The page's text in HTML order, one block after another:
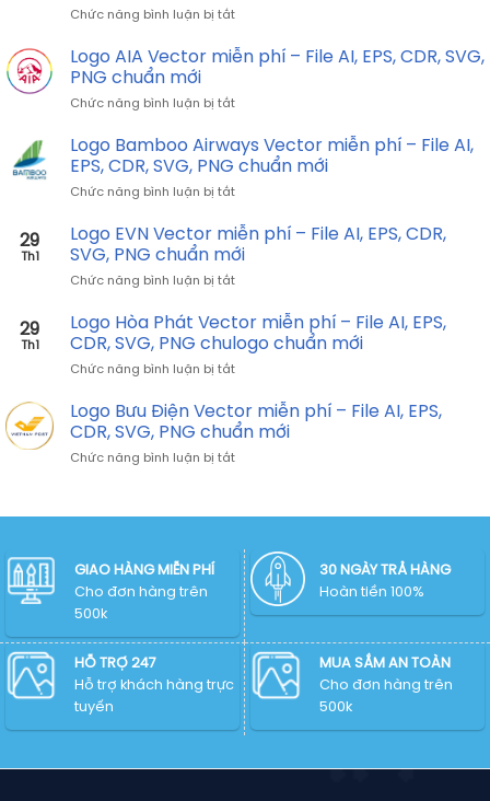
CDR,
PNG
phí
File
CDR,
PNG
chuẩn
Chức năng bình luận bị tắtở
Nissan
Vector
phí
File
AI,
CDR,
PNG
chuẩn
Logo AIA Vector miễn phí – File AI, EPS, CDR, SVG,
PNG chuẩn mới
Chức năng bình luận bị tắtở
AIA
Vector
phí
File
AI,
CDR,
PNG
chuẩn
Logo Bamboo Airways Vector miễn phí – File AI,
EPS, CDR, SVG, PNG chuẩn mới
Chức năng bình luận bị tắtở
Bamboo
Airways
miễn
–
File
EPS,
SVG,
PNG
29
Th1
Logo EVN Vector miễn phí – File AI, EPS, CDR,
SVG, PNG chuẩn mới
Chức năng bình luận bị tắtở
EVN
Vector
miễn
phí
File
AI,
CDR,
29
Th1
Logo Hòa Phát Vector miễn phí – File AI, EPS,
CDR, SVG, PNG chulogo chuẩn mới
Chức năng bình luận bị tắtở
Hòa
Phát
miễn
File
EPS,
CDR,
SVG,
PNG
chulogo
chuẩn
mới
Logo Bưu Điện Vector miễn phí – File AI, EPS,
CDR, SVG, PNG chuẩn mới
Chức năng bình luận bị tắtở
miễn
phí
File
AI,
EPS,
CDR,
SVG,
PNG
chuẩn
mới
GIAO HÀNG MIỄN PHÍ
Cho đơn hàng trên
500k
30 NGÀY TRẢ HÀNG
Hoàn tiền 100%
HỖ TRỢ 247
Hỗ trợ khách hàng trực
tuyến
MUA SẮM AN TOÀN
Cho đơn hàng trên
500k